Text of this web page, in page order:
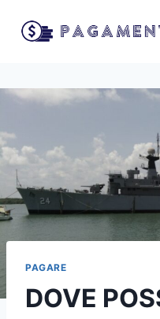
PAGARE
DOVE